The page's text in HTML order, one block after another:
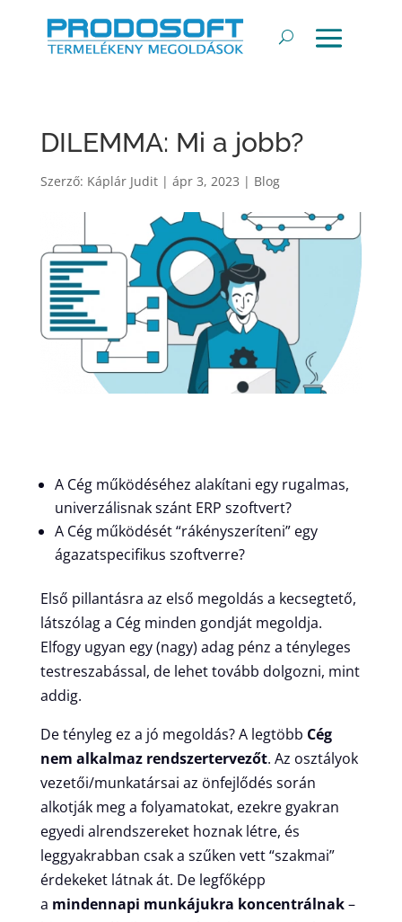
DILEMMA: Mi a jobb?
Szerző: Káplár Judit| ápr 3, 2023 | Blog
A Cég működéséhez alakítani egy rugalmas,
univerzálisnak szánt ERP szoftvert?
A Cég működését “rákényszeríteni” egy
ágazatspecifikus szoftverre?
Első pillantásra az első megoldás a kecsegtető,
látszólag a Cég minden gondját megoldja.
Elfogy ugyan egy (nagy) adag pénz a tényleges
testreszabással, de lehet tovább dolgozni, mint
addig.
De tényleg ez a jó megoldás? A legtöbb Cég
nem alkalmaz rendszertervezőt. Az osztályok
vezetői/munkatársai az önfejlődés során
alkotják meg a folyamatokat, ezekre gyakran
egyedi alrendszereket hoznak létre, és
leggyakrabban csak a szűken vett “szakmai”
érdekeket látnak át. De legfőképp
a mindennapi munkájukra koncentrálnak–